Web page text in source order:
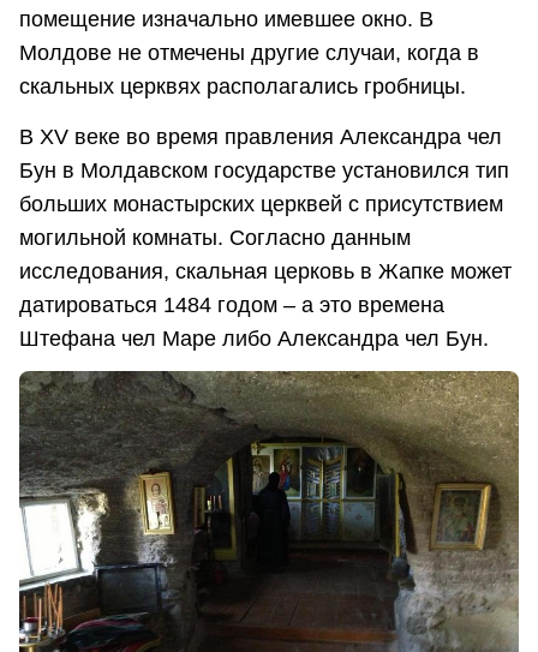
помещение изначально имевшее окно. В
Молдове не отмечены другие случаи, когда в
скальных церквях располагались гробницы.
В XV веке во время правления Александра чел
Бун в Молдавском государстве установился тип
больших монастырских церквей с присутствием
могильной комнаты. Согласно данным
исследования, скальная церковь в Жапке может
датироваться 1484 годом – а это времена
Штефана чел Маре либо Александра чел Бун.